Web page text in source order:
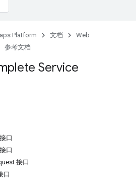
Platform 文档
Web
参考文档
Service
口
口
接口
口